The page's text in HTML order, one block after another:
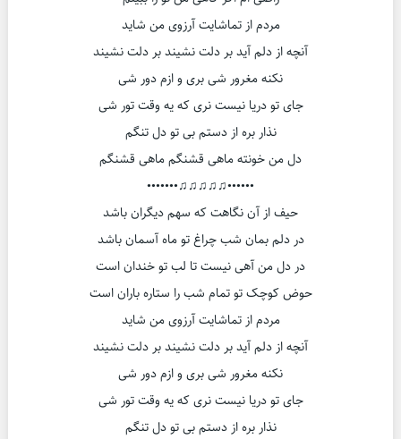
مردم از تماشایت آرزوی من شاید
آنچه از دلم آید بر دلت نشیند بر دلت نشیند
نکنه مغرور شی بری و ازم دور شی
جای تو دریا نیست نری که یه وقت تور شی
نذار بره از دستم بی تو دل تنگم
دل من خونته ماهی قشنگم ماهی قشنگم
••••••♫♫♫♫♫•••••••
حیف از آن نگاهت که سهم دیگران باشد
در دلم بمان شب چراغ تو ماه آسمان باشد
در دل من آهی نیست تا لب تو خندان است
حوض کوچک تو تمام شب را ستاره باران است
مردم از تماشایت آرزوی من شاید
آنچه از دلم آید بر دلت نشیند بر دلت نشیند
نکنه مغرور شی بری و ازم دور شی
جای تو دریا نیست نری که یه وقت تور شی
نذار بره از دستم بی تو دل تنگم